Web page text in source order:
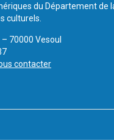
du Département de
culturels.
70000 Vesoul
contacter